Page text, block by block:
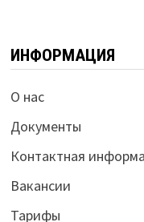
ИНФОРМАЦИЯ
О нас
Документы
Контактная
Вакансии
Тарифы